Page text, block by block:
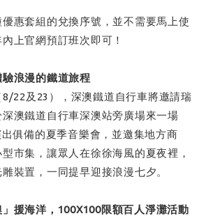
惠套組的兌換序號，並不需要馬上使
上官網預訂班次即可！
浪漫的鐵道旅程
22及23），深澳鐵道自行車將邀請瑞
澳鐵道自行車深澳站旁廣場來一場
俱備的夏季音樂會，並邀集地方商
市集，讓眾人在徐徐海風的夏夜裡，
裝置，一同提早迎接浪漫七夕。
」援海洋，100X100限額百人淨灘活動